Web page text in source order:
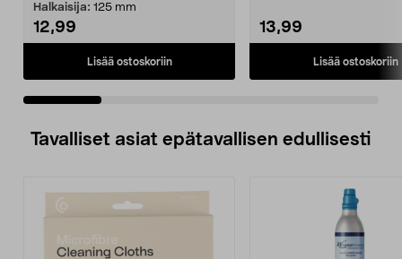
Halkaisija: 125 mm
12,99
Lisää ostoskoriin
13,99
Lisää ostoskoriin
Tavalliset asiat epätavallisen edullisesti